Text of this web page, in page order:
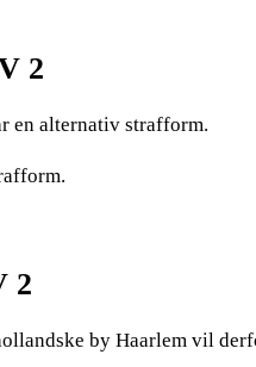
2
en alternativ strafform.
2
by Haarlem vil